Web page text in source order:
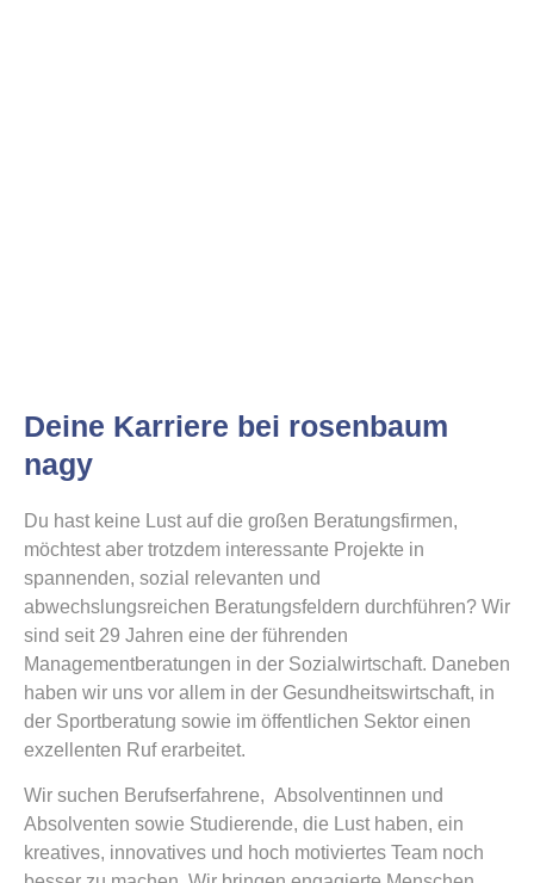
Deine Karriere bei rosenbaum
nagy
Du hast keine Lust auf die großen Beratungsfirmen,
möchtest aber trotzdem interessante Projekte in
spannenden, sozial relevanten und
abwechslungsreichen Beratungsfeldern durchführen? Wir
sind seit 29 Jahren eine der führenden
Managementberatungen in der Sozialwirtschaft. Daneben
haben wir uns vor allem in der Gesundheitswirtschaft, in
der Sportberatung sowie im öffentlichen Sektor einen
exzellenten Ruf erarbeitet.
Wir suchen Berufserfahrene, Absolventinnen und
Absolventen sowie Studierende, die Lust haben, ein
kreatives, innovatives und hoch motiviertes Team noch